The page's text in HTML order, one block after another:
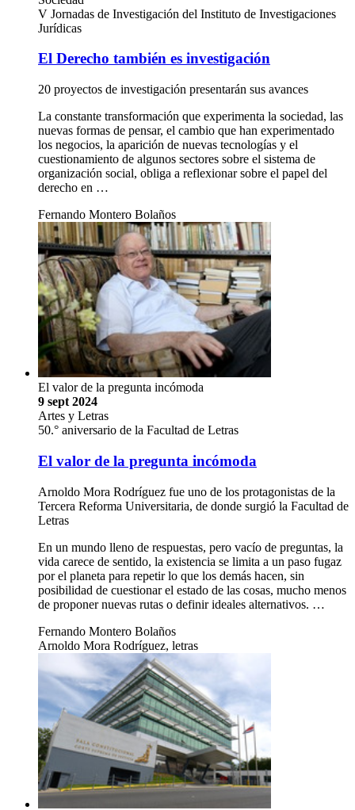
V Jornadas de Investigación del Instituto de Investigaciones
Jurídicas
El Derecho también es investigación
20 proyectos de investigación presentarán sus avances
La constante transformación que experimenta la sociedad, las
nuevas formas de pensar, el cambio que han experimentado
los negocios, la aparición de nuevas tecnologías y el
cuestionamiento de algunos sectores sobre el sistema de
organización social, obliga a reflexionar sobre el papel del
derecho en …
Fernando Montero Bolaños
El valor de la pregunta incómoda
9 sept 2024
Artes y Letras
50.° aniversario de la Facultad de Letras
El valor de la pregunta incómoda
Arnoldo Mora Rodríguez fue uno de los protagonistas de la
Tercera Reforma Universitaria, de donde surgió la Facultad de
Letras
En un mundo lleno de respuestas, pero vacío de preguntas, la
vida carece de sentido, la existencia se limita a un paso fugaz
por el planeta para repetir lo que los demás hacen, sin
posibilidad de cuestionar el estado de las cosas, mucho menos
de proponer nuevas rutas o definir ideales alternativos. …
Fernando Montero Bolaños
Arnoldo Mora Rodríguez, letras